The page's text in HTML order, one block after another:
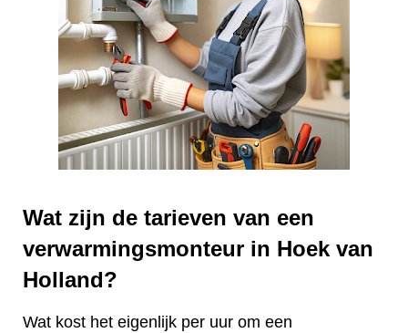
Wat zijn de tarieven van een
verwarmingsmonteur in Hoek van
Holland?
Wat kost het eigenlijk per uur om een